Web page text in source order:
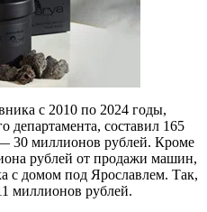
с 2010 по 2024 годы,
департамента, составил 165
30 миллионов рублей. Кроме
рублей от продажи машин,
с домом под Ярославлем. Так,
миллионов рублей.